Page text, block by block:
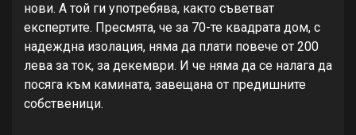
нови. А той ги употребява, както съветват
експертите. Пресмята, че за 70-те квадрата дом, с
надеждна изолация, няма да плати повече от 200
лева за ток, за декември. И че няма да се налага да
посяга към камината, завещана от предишните
собственици.